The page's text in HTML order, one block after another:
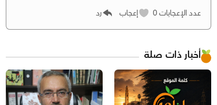
عدد الإعجابات إعجاب رد
أخبار ذات صلة